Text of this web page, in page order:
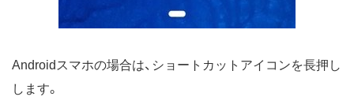
Androidスマホの場合は、ショートカットアイコンを長押し
します。